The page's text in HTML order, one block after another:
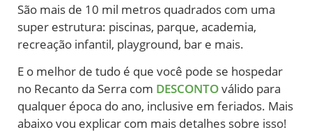
São mais de 10 mil metros quadrados com uma
super estrutura: piscinas, parque, academia,
recreação infantil, playground, bar e mais.
E o melhor de tudo é que você pode se hospedar
no Recanto da Serra com DESCONTOválido para
qualquer época do ano, inclusive em feriados. Mais
abaixo vou explicar com mais detalhes sobre isso!